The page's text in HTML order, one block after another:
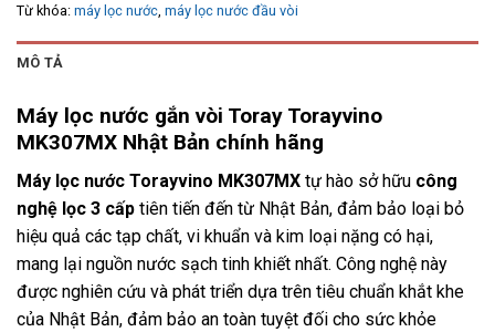
Từ khóa: máy lọc nước máy lọc nước đầu vòi
MÔ TẢ
Máy lọc nước gắn vòi Toray Torayvino
MK307MX Nhật Bản chính hãng
Máy lọc nước Torayvino MK307MX tự hào sở hữu công
nghệ lọc 3 cấp tiên tiến đến từ Nhật Bản, đảm bảo loại bỏ
hiệu quả các tạp chất, vi khuẩn và kim loại nặng có hại,
mang lại nguồn nước sạch tinh khiết nhất. Công nghệ này
được nghiên cứu và phát triển dựa trên tiêu chuẩn khắt khe
của Nhật Bản, đảm bảo an toàn tuyệt đối cho sức khỏe